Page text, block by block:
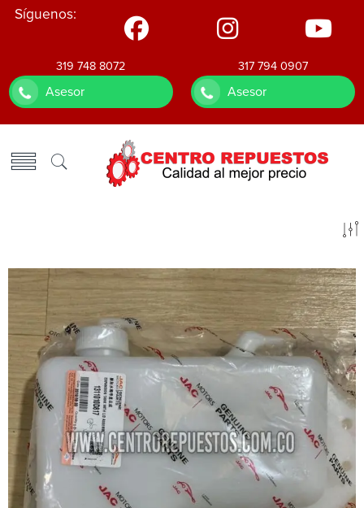
Síguenos:
319 748 8072
Asesor
317 794 0907
Asesor